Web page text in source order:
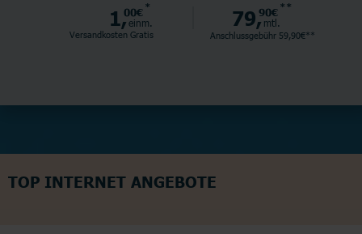
1,00€ *
einm.
Versandkosten Gratis
79,90€ **
mtl.
Anschlussgebühr 59,90€**
TOP INTERNET ANGEBOTE